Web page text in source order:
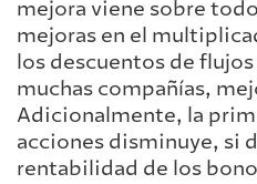
mejora viene sobre
mejoras en el
los descuentos de
muchas compañías,
Adicionalmente, la
acciones disminuye, si
rentabilidad de los